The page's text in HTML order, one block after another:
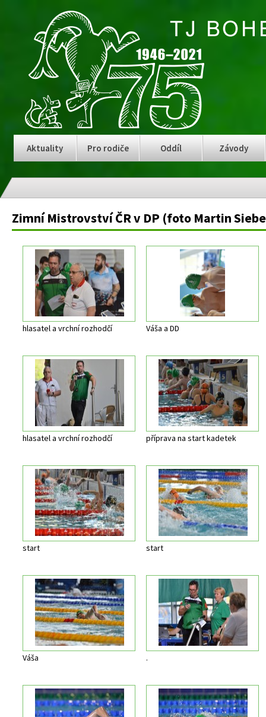
Aktuality Pro rodiče Oddíl Závody
Zimní Mistrovství ČR v DP (foto Martin
hlasatel a vrchní rozhodčí Váša a DD
hlasatel a vrchní rozhodčí příprava na start kadetek
start start
Váša .